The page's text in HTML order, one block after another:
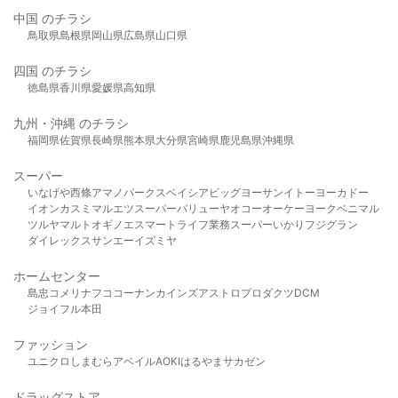
中国 のチラシ
鳥取県島根県岡山県広島県山口県
四国 のチラシ
徳島県香川県愛媛県高知県
九州・沖縄 のチラシ
福岡県佐賀県長崎県熊本県大分県宮崎県鹿児島県沖縄県
スーパー
いなげや西條アマノパークスベイシア ビッグヨーサンイトーヨーカドー
イオンカスミ マルエツスーパーバリューヤオコーオーケー ヨークベニマル
ツルヤマルト オギノ エスマート ライフ業務スーパーいかり フジグラン
ダイレックスサンエーイズミヤ
ホームセンター
島忠 コメリ ナフコ コーナンカインズアストロプロダクツDCM
ジョイフル本田
ファッション
ユニクロ しまむら アベイルAOKIはるやま サカゼン